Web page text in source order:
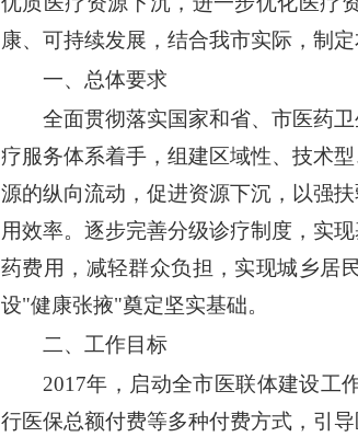
康、可持续发展，结合我市实际，制定
一、总体要求
全面贯彻落实国家和省、市医药
疗服务体系着手，组建区域性、技术
源的纵向流动，促进资源下沉，以强
用效率。逐步完善分级诊疗制度，实
药费用，减轻群众负担，实现城乡居
设"健康张掖"奠定坚实基础。
二、工作目标
2017年，启动全市医联体建设工
行医保总额付费等多种付费方式，引